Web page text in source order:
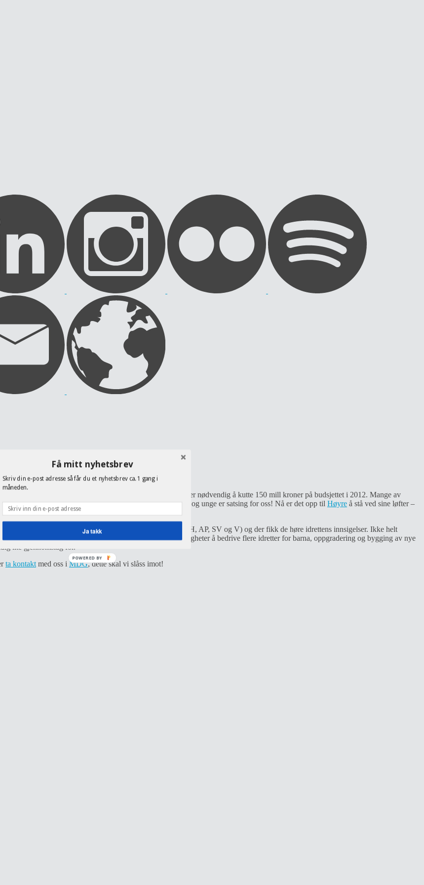
. Rådmannen mener det er nødvendig å kutte 150 mill kroner på budsjettet i 2012. Mange av
vi i De Grønne si nei til denne slags nedskjæringer, barn og unge er satsing for oss! Nå er det opp til Høyre å stå ved sine løfter –
dette selvsagt var hovedtema. Fire partier var representert (H, AP, SV og V) og der fikk de høre idrettens innsigelser. Ikke helt
kommer dette bl.a. å påvirke kostnaden for foreldre, muligheter å bedrive flere idretter for barna, oppgradering og bygging av nye
lite gjennomslag for.
ta kontakt med oss i MDG, dette skal vi slåss imot!
Få mitt nyhetsbrev
Skriv din e-post adresse så får du et nyhetsbrev ca. 1 gang i
måneden.
Ja takk
POWERED BY